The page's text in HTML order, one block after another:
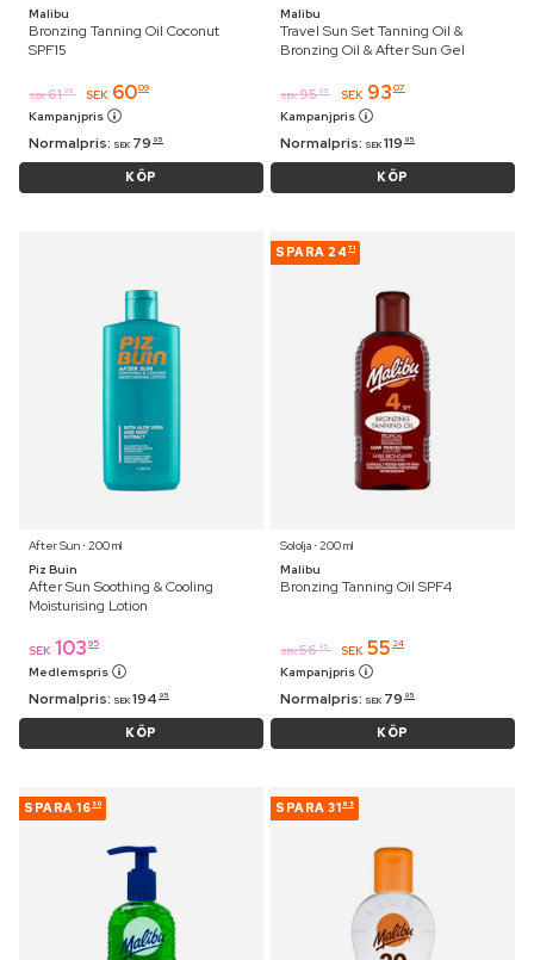
Malibu
Bronzing Tanning Oil Coconut
SPF15
SEK 61 95 SEK 6009
Kampanjpris
Normalpris: SEK 79 95
KÖP
Malibu
Travel Sun Set Tanning Oil &
Bronzing Oil & After Sun Gel
SEK 95 95 SEK 93 07
Kampanjpris
Normalpris: SEK 119 95
KÖP
After Sun ⋅ 200 ml
Piz Buin
After Sun Soothing & Cooling
Moisturising Lotion
SEK 103 95
Medlemspris
Normalpris: SEK 194 95
KÖP
SPARA 24 71
Sololja ⋅ 200 ml
Malibu
Bronzing Tanning Oil SPF4
SEK 56 95 SEK 55 24
Kampanjpris
Normalpris: SEK 79 95
KÖP
SPARA 16 50 SPARA 31 65